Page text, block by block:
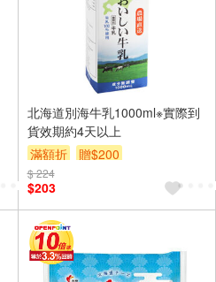
北海道別海牛乳1000ml※實際到
貨效期約4天以上
滿額折
贈$200
$ 224
$203